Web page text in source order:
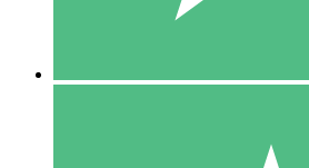
10 Downloads